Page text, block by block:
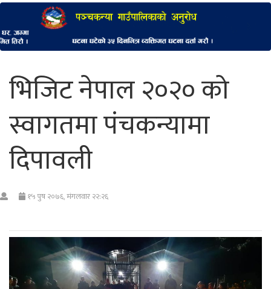
भिजिट नेपाल २०२० को
स्वागतमा पंचकन्यामा
दिपावली
१५ पुष २०७६, मंगलवार २२:२६